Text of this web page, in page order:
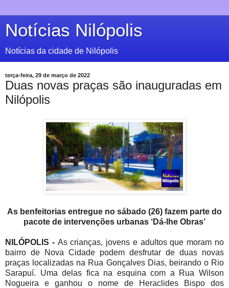
Notícias Nilópolis
Notícias da cidade de Nilópolis
terça-feira, 29 de março de 2022
Duas novas praças são inauguradas em
Nilópolis
As benfeitorias entregue no sábado (26) fazem parte do
pacote de intervenções urbanas ‘Dá-lhe Obras’
NILÓPOLIS - As crianças, jovens e adultos que moram no
bairro de Nova Cidade podem desfrutar de duas novas
praças localizadas na Rua Gonçalves Dias, beirando o Rio
Sarapuí. Uma delas fica na esquina com a Rua Wilson
Nogueira e ganhou o nome de Heraclides Bispo dos